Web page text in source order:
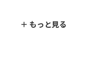
＋ もっと見る